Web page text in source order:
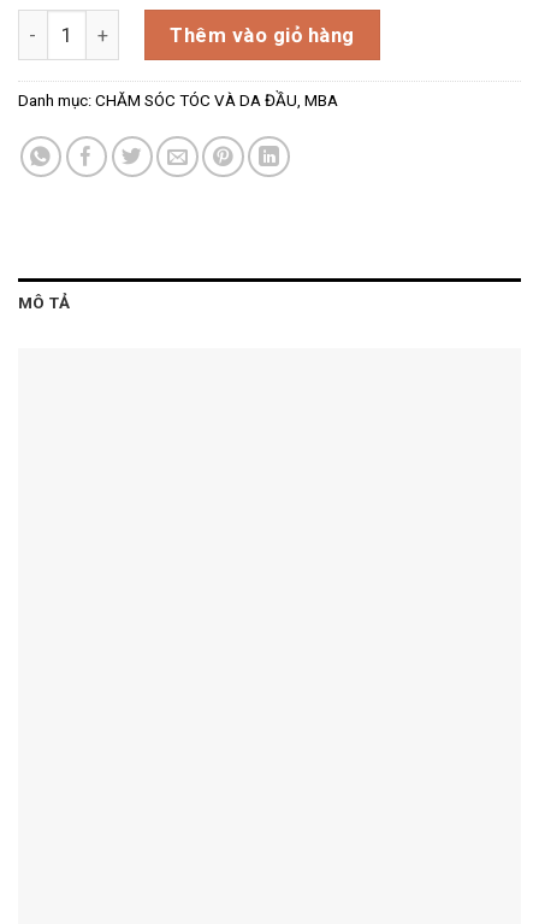
MBA MoBalA Hair Treatment – Tinh chất dầu xả tóc kích
Thêm vào giỏ hàng
Danh mục: CHĂM SÓC TÓC VÀ DA ĐẦU, MBA
MÔ TẢ